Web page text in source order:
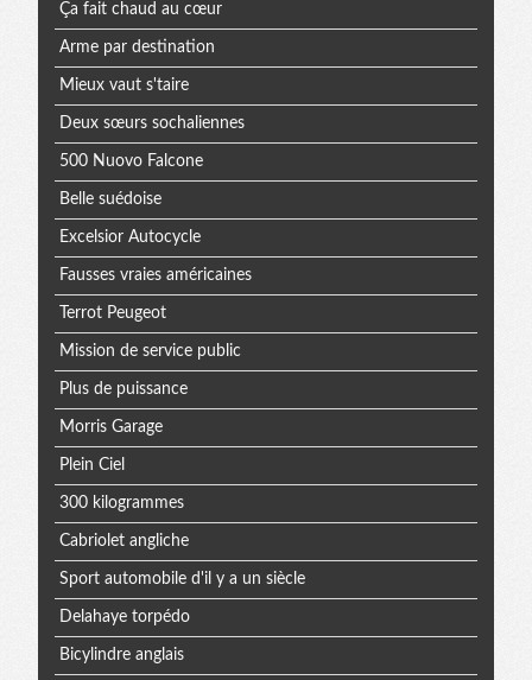
Ça fait chaud au cœur
Arme par destination
Mieux vaut s'taire
Deux sœurs sochaliennes
500 Nuovo Falcone
Belle suédoise
Excelsior Autocycle
Fausses vraies américaines
Terrot Peugeot
Mission de service public
Plus de puissance
Morris Garage
Plein Ciel
300 kilogrammes
Cabriolet angliche
Sport automobile d'il y a un siècle
Delahaye torpédo
Bicylindre anglais